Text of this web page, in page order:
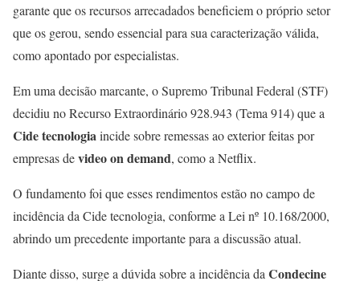
garante que os recursos arrecadados beneficiem o próprio setor
que os gerou, sendo essencial para sua caracterização válida,
como apontado por especialistas.
Em uma decisão marcante, o Supremo Tribunal Federal (STF)
decidiu no Recurso Extraordinário 928.943 (Tema 914) que a
Cide tecnologiaincide sobre remessas ao exterior feitas por
empresas devideo on demand, como a Netflix.
O fundamento foi que esses rendimentos estão no campo de
incidência da Cide tecnologia, conforme a Lei nº 10.168/2000,
abrindo um precedente importante para a discussão atual.
Diante disso, surge a dúvida sobre a incidência da Condecine